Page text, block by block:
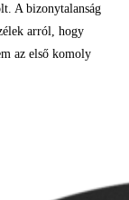
A bizonytalanság
arról, hogy
az első komoly